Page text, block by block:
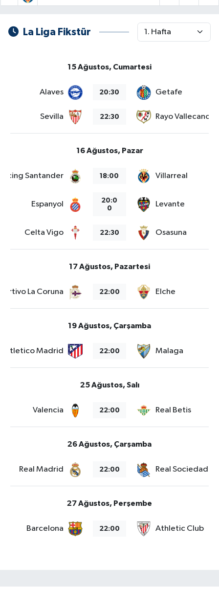
La Liga Fikstür
15 Ağustos, Cumartesi
Alaves 20:30 Getafe
Sevilla 22:30 Rayo Vallecano
16 Ağustos, Pazar
Santander 18:00 Villarreal
Espanyol
20:0
0
Levante
Celta Vigo 22:30 Osasuna
17 Ağustos, Pazartesi
La Coruna 22:00 Elche
19 Ağustos, Çarşamba
Atletico Madrid 22:00 Malaga
25 Ağustos, Salı
Valencia 22:00 Real Betis
26 Ağustos, Çarşamba
Real Madrid 22:00 Real Sociedad
27 Ağustos, Perşembe
Barcelona 22:00 Athletic Club